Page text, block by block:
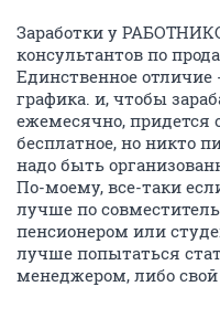
Заработки у
консультантов по
Единственное отличие
графика. и, чтобы
ежемесячно, придется
бесплатное, но никто
надо быть
По-моему, все-таки
лучше по
пенсионером или
лучше попытаться
менеджером, либо свой